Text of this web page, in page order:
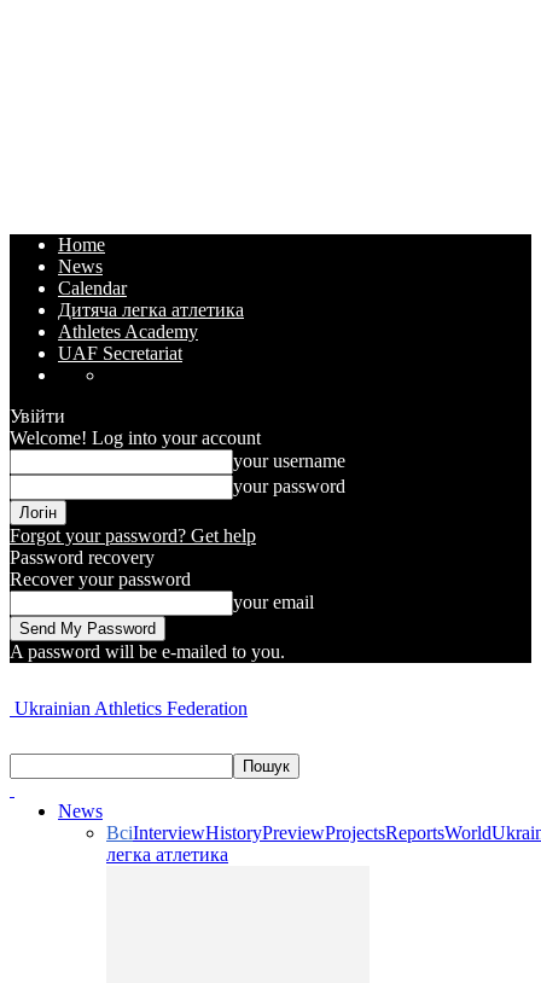
Home
News
Calendar
Дитяча легка атлетика
Athletes Academy
UAF Secretariat
Увійти
Welcome! Log into your account
your username
your password
Forgot your password? Get help
Password recovery
Recover your password
your email
A password will be e-mailed to you.
Ukrainian Athletics Federation
News
ВсіInterviewHistoryPreviewProjectsReportsWorld
легка атлетика